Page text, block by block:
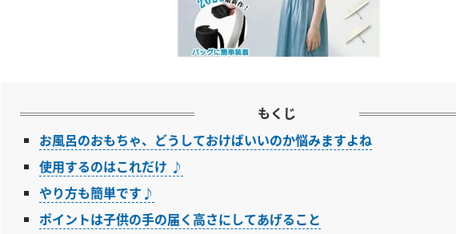
もくじ
お風呂のおもちゃ、どうしておけばいいのか悩みますよね
使用するのはこれだけ ♪
やり方も簡単です♪
ポイントは子供の手の届く高さにしてあげること